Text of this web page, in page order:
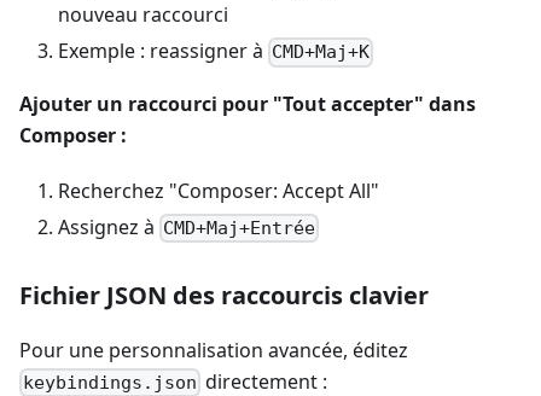
nouveau raccourci
Exemple : reassigner à CMD+Maj+K
Ajouter un raccourci pour "Tout accepter" dans
Composer :
Recherchez "Composer: Accept All"
Assignez à CMD+Maj+Entrée
Fichier JSON des raccourcis clavier
Pour une personnalisation avancée, éditez
keybindings.json directement :